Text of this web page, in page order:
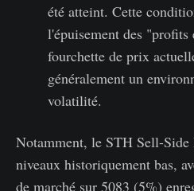
été atteint. Cette
l'épuisement des "profits
fourchette de prix
généralement un
volatilité.
Notamment, le STH Sell-Side
niveaux historiquement bas,
de marché sur 5083 (5%)